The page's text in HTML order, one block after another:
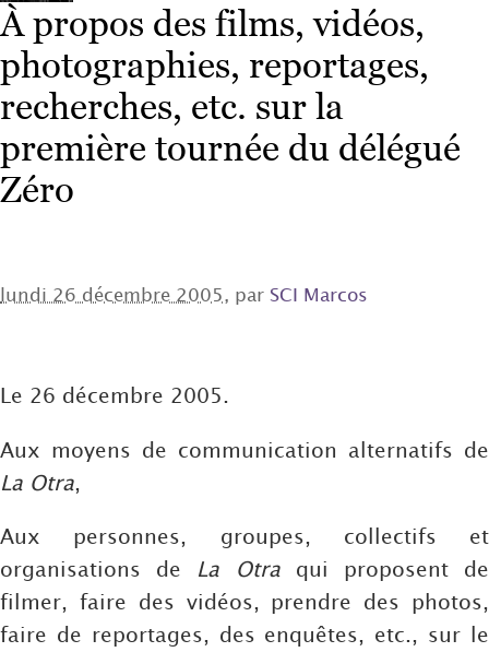
À propos des films, vidéos,
photographies, reportages,
recherches, etc. sur la
première tournée du délégué
Zéro
lundi 26 décembre 2005, par SCI Marcos
Le 26 décembre 2005.
Aux moyens de communication alternatifs de
La Otra
Aux personnes, groupes, collectifs et
organisations de La Otraqui proposent de
filmer, faire des vidéos, prendre des photos,
faire de reportages, des enquêtes, etc., sur le